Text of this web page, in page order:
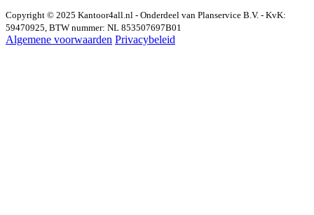
Copyright © 2025 Kantoor4all.nl - Onderdeel van Planservice B.V. - KvK:
59470925, BTW nummer: NL 853507697B01
Algemene voorwaarden Privacybeleid